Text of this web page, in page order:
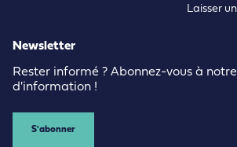
Laisser
Newsletter
Rester informé ? Abonnez-vous à
d'information !
S'abonner